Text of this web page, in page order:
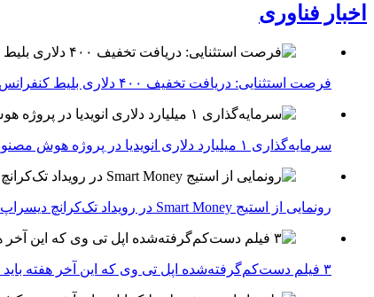
اخبار فناوری
فرصت استثنایی: دریافت تخفیف ۴۰۰ دلاری بلیط کنفرانس تک‌کرانچ دیسراپت ۲۰۲۶
سرمایه‌گذاری ۱ میلیارد دلاری انویدیا در پروژه هوش مصنوعی ناور
رونمایی از استیج Smart Money در رویداد تک‌کرانچ دیسراپ ۲۰۲۶؛ بررسی آینده فین‌تک، پرداخت‌ ها و هوش مصنوعی
۳ فیلم دست‌کم‌گرفته‌شده اپل تی وی که این آخر هفته باید تماشا کنید